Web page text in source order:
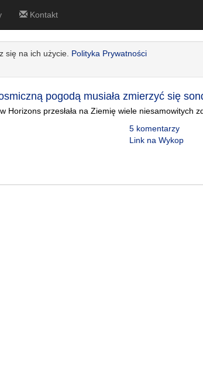
Kontakt
się na ich użycie. Polityka Prywatności
pogodą musiała zmierzyć się
Horizons przesłała na Ziemię wiele niesamowitych
5 komentarzy
Link na Wykop